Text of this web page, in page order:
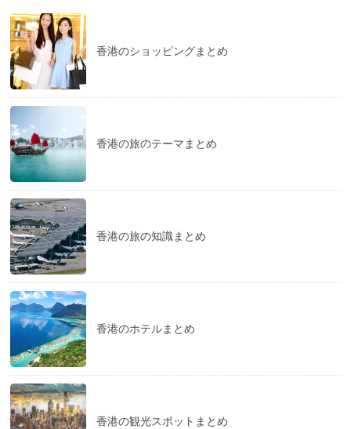
香港のショッピングまとめ
香港の旅のテーマまとめ
香港の旅の知識まとめ
香港のホテルまとめ
香港の観光スポットまとめ